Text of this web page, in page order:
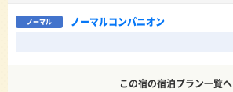
ノーマル
ノーマルコンパニオン
この宿の宿泊プラン一覧へ